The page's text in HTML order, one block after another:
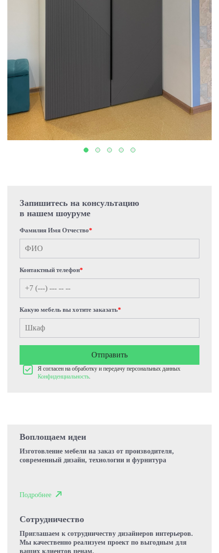
Запишитесь на консультацию
в нашем шоуруме
Фамилия Имя Отчество*
Контактный телефон*
Какую мебель вы хотите заказать*
Я согласен на обработку и передачу персональных данных
Конфиденциальность.
Отправить
Воплощаем идеи
Изготовление мебели на заказ от производителя,
современный дизайн, технологии и фурнитура
Подробнее
Сотрудничество
Приглашаем к сотрудничеству дизайнеров интерьеров.
Мы качественно реализуем проект по выгодным для
ваших клиентов ценам.